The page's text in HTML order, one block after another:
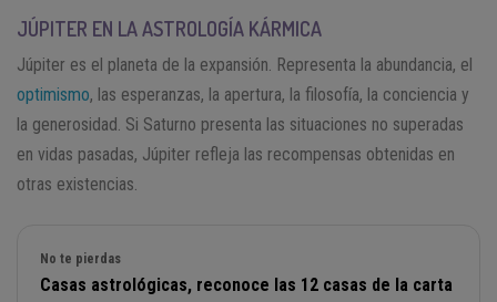
JÚPITER EN LA ASTROLOGÍA KÁRMICA
Júpiter es el planeta de la expansión. Representa la abundancia, el
optimismo, las esperanzas, la apertura, la filosofía, la conciencia y
la generosidad. Si Saturno presenta las situaciones no superadas
en vidas pasadas, Júpiter refleja las recompensas obtenidas en
otras existencias.
No te pierdas
Casas astrológicas, reconoce las 12 casas de la carta